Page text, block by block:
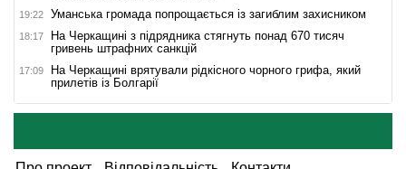
19:22 Уманська громада попрощається із загиблим захисником
18:17
На Черкащині з підрядника стягнуть понад 670 тисяч
гривень штрафних санкцій
17:09
На Черкащині врятували рідкісного чорного грифа, який
прилетів із Болгарії